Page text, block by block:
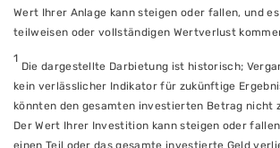
Wert Ihrer Anlage kann steigen oder fallen, und
teilweisen oder vollständigen Wertverlust
1
Die dargestellte Darbietung ist historisch;
kein verlässlicher Indikator für zukünftige
könnten den gesamten investierten Betrag nicht
Der Wert Ihrer Investition kann steigen oder
einen Teil oder das gesamte investierte Geld